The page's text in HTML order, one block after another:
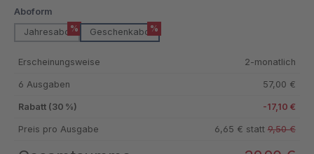
Aboform
Jahresabo % Geschenkabo %
Erscheinungsweise 2-monatlich
6 Ausgaben 57,00 €
Rabatt (30 %) -17,10 €
Preis pro Ausgabe 6,65 € statt9,50 €